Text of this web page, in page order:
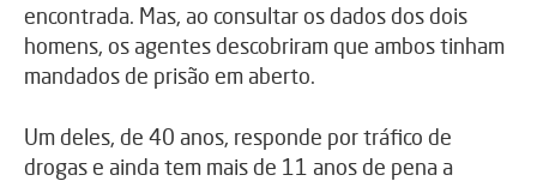
encontrada. Mas, ao consultar os dados dos dois
homens, os agentes descobriram que ambos tinham
mandados de prisão em aberto.
Um deles, de 40 anos, responde por tráfico de
drogas e ainda tem mais de 11 anos de pena a